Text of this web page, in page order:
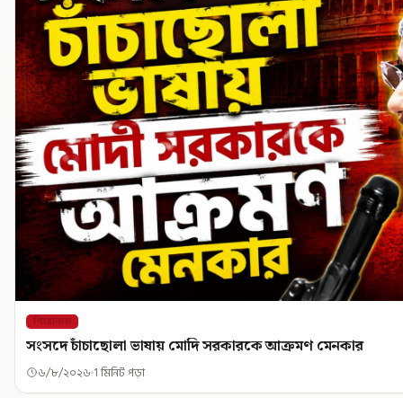
শিরোনাম
সংসদে চাঁচাছোলা ভাষায় মোদি সরকারকে আক্রমণ মেনকার
৬/৮/২০২৬ 1 মিনিট পড়া